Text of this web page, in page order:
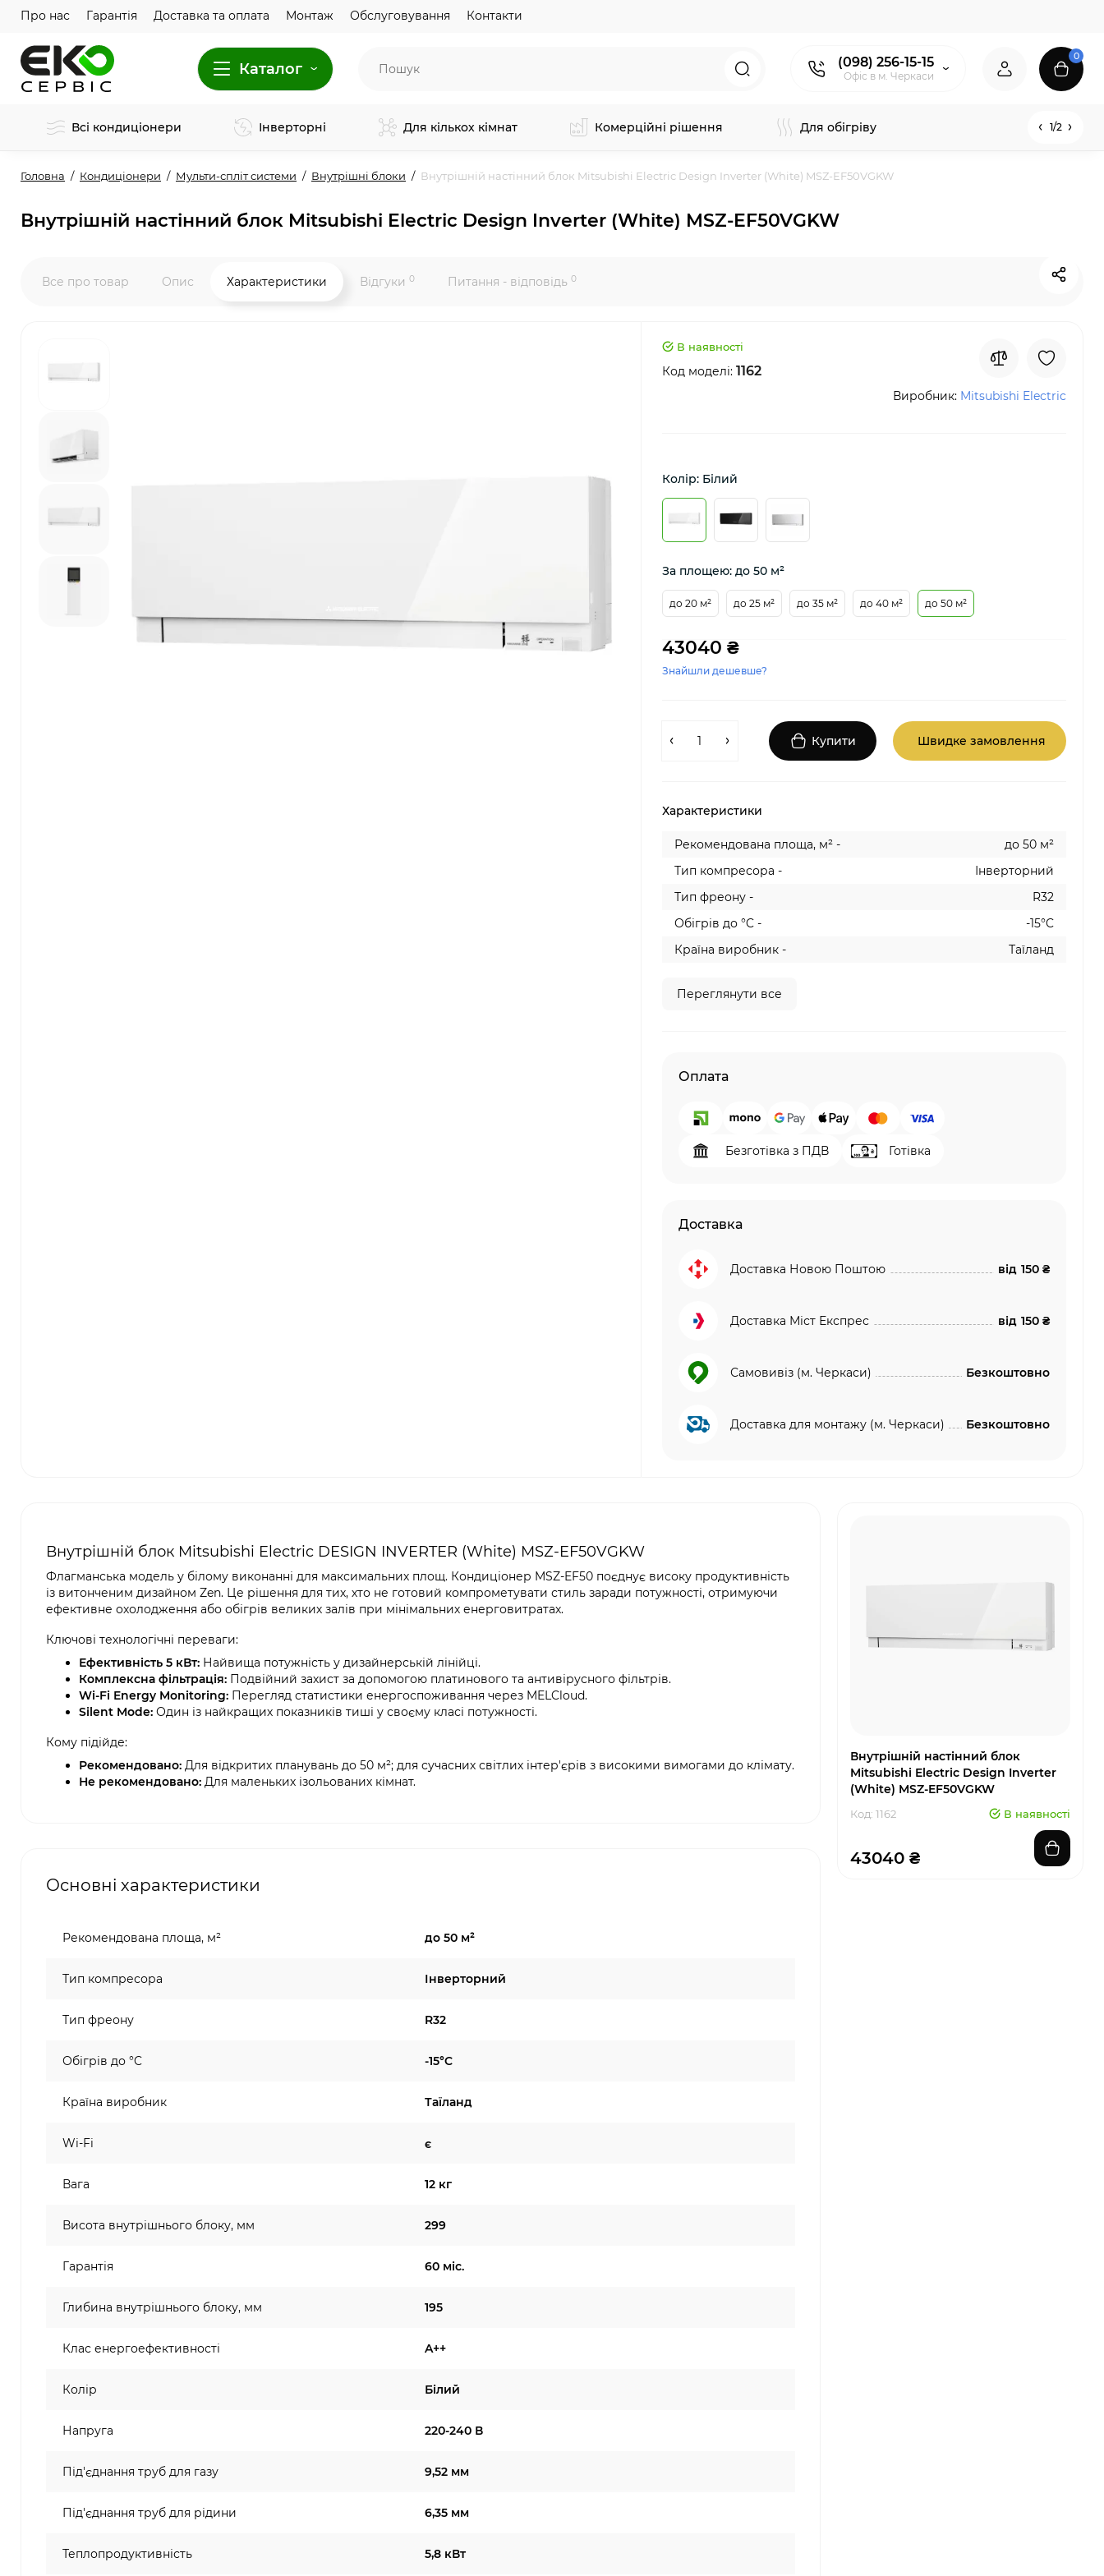
Про нас Гарантія Доставка та оплата Монтаж Обслуговування Контакти
Каталог (098) 256-15-15
Офіс в м. Черкаси
0
Всі кондиціонери Інверторні Для кількох кімнат Комерційні рішення Для обігріву 1/2
Головна Кондиціонери Мульти-спліт системи Внутрішні блоки Внутрішній настінний блок Mitsubishi Electric Design Inverter (White) MSZ-EF50VGKW
Внутрішній настінний блок Mitsubishi Electric Design Inverter (White) MSZ-EF50VGKW
Все про товар Опис Характеристики Відгуки 0 Питання - відповідь 0
В наявності
Код моделі: 1162
Виробник: Mitsubishi Electric
Колір: Білий
За площею: до 50 м²
до 20 м² до 25 м² до 35 м² до 40 м² до 50 м²
43040 ₴
Знайшли дешевше?
Купити Швидке замовлення
Характеристики
Рекомендована площа, м² -
до 50 м²
Тип компресора -
Інверторний
Тип фреону -
R32
Обігрів до °C -
-15°C
Країна виробник -
Таїланд
Переглянути все
Оплата
Безготівка з ПДВ Готівка
Доставка
Доставка Новою Поштою від 150 ₴
Доставка Міст Експрес від 150 ₴
Самовивіз (м. Черкаси) Безкоштовно
Доставка для монтажу (м. Черкаси) Безкоштовно
Внутрішній блок Mitsubishi Electric DESIGN INVERTER (White) MSZ-EF50VGKW
Флагманська модель у білому виконанні для максимальних площ. Кондиціонер MSZ-EF50 поєднує високу продуктивність
із витонченим дизайном Zen. Це рішення для тих, хто не готовий компрометувати стиль заради потужності, отримуючи
ефективне охолодження або обігрів великих залів при мінімальних енерговитратах.
Ключові технологічні переваги:
Ефективність 5 кВт: Найвища потужність у дизайнерській лінійці.
Комплексна фільтрація: Подвійний захист за допомогою платинового та антивірусного фільтрів.
Wi-Fi Energy Monitoring: Перегляд статистики енергоспоживання через MELCloud.
Silent Mode: Один із найкращих показників тиші у своєму класі потужності.
Кому підійде:
Рекомендовано: Для відкритих планувань до 50 м²; для сучасних світлих інтер'єрів з високими вимогами до клімату.
Не рекомендовано: Для маленьких ізольованих кімнат.
Основні характеристики
Рекомендована площа, м² до 50 м²
Тип компресора Інверторний
Тип фреону R32
Обігрів до °C -15°C
Країна виробник Таїланд
Wi-Fi є
Вага 12 кг
Висота внутрішнього блоку, мм 299
Гарантія 60 міс.
Глибина внутрішнього блоку, мм 195
Клас енергоефективності A++
Колір Білий
Напруга 220-240 В
Під'єднання труб для газу 9,52 мм
Під'єднання труб для рідини 6,35 мм
Теплопродуктивність 5,8 кВт
Внутрішній настінний блок
Mitsubishi Electric Design Inverter
(White) MSZ-EF50VGKW
Код: 1162 В наявності
43040 ₴